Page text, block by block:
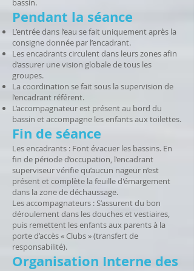
bassin.
Pendant la séance
L’entrée dans l’eau se fait uniquement après la
consigne donnée par l’encadrant.
Les encadrants circulent dans leurs zones afin
d’assurer une vision globale de tous les
groupes.
La coordination se fait sous la supervision de
l’encadrant référent.
L’accompagnateur est présent au bord du
bassin et accompagne les enfants aux toilettes.
Fin de séance
Les encadrants : Font évacuer les bassins. En
fin de période d’occupation, l’encadrant
superviseur vérifie qu’aucun nageur n’est
présent et complète la feuille d'émargement
dans la zone de déchaussage.
Les accompagnateurs : S’assurent du bon
déroulement dans les douches et vestiaires,
puis remettent les enfants aux parents à la
porte d’accès « Clubs » (transfert de
responsabilité).
Organisation Interne des